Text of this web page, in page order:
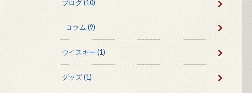
ブログ(10)
コラム (9)
ウイスキー(1)
グッズ(1)